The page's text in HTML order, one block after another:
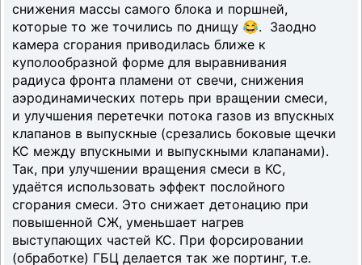
снижения массы самого блока и поршней,
которые то же точились по днищу 😂. Заодно
камера сгорания приводилась ближе к
куполообразной форме для выравнивания
радиуса фронта пламени от свечи, снижения
аэродинамических потерь при вращении смеси,
и улучшения перетечки потока газов из впускных
клапанов в выпускные (срезались боковые щечки
КС между впускными и выпускными клапанами).
Так, при улучшении вращения смеси в КС,
удаётся использовать эффект послойного
сгорания смеси. Это снижает детонацию при
повышенной СЖ, уменьшает нагрев
выступающих частей КС. При форсировании
(обработке) ГБЦ делается так же портинг, т.е.